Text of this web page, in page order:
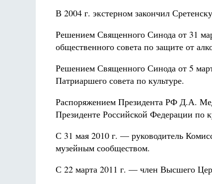
В 2004 г. экстерном закончил
Решением Священного Синода от 31
общественного совета по защите от
Решением Священного Синода от 5
Патриаршего совета по культуре.
Распоряжением Президента РФ Д.А.
Президенте Российской Федерации по
С 31 мая 2010 г. — руководитель
музейным сообществом.
С 22 марта 2011 г. — член Высшего